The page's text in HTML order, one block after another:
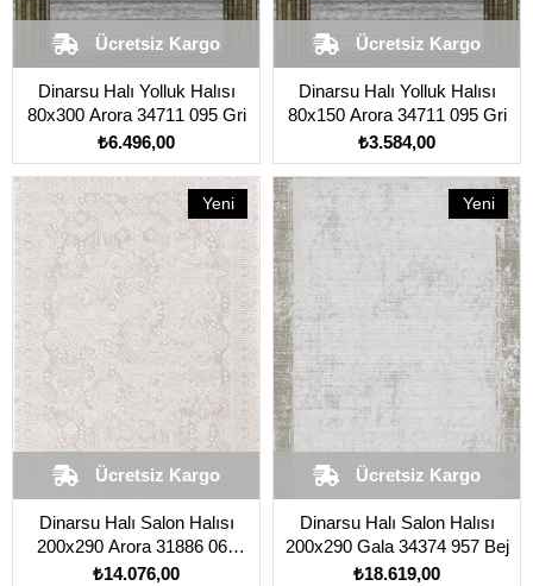
​Dinarsu Halı Yolluk Halısı
80x300 Arora 34711 095 Gri
₺6.496,00
Ücretsiz Kargo
​Dinarsu Halı Yolluk Halısı
80x150 Arora 34711 095 Gri
₺3.584,00
Ücretsiz Kargo
Dinarsu Halı Salon Halısı
200x290 Arora 31886 060
Krem
₺14.076,00
Ücretsiz Kargo
Yeni
Ürün
Dinarsu Halı Salon Halısı
200x290 Gala 34374 957 Bej
₺18.619,00
Ücretsiz Kargo
Yeni
Ürün